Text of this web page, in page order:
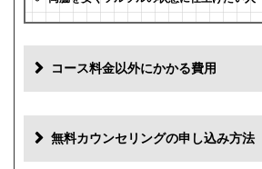
コース料金以外にかかる費用
初診料 0円
無料カウンセリングの申し込み方法